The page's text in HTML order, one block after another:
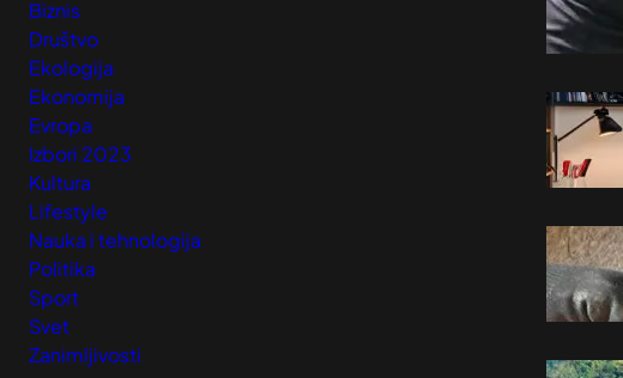
Biznis
Društvo
Ekologija
Ekonomija
Evropa
Izbori 2023
Kultura
Lifestyle
Nauka i tehnologija
Politika
Sport
Svet
Zanimljivosti